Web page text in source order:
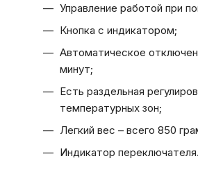
Управление работой при
Кнопка с индикатором;
Автоматическое
минут;
Есть раздельная
температурных зон;
Легкий вес – всего 850
Индикатор переключателя.